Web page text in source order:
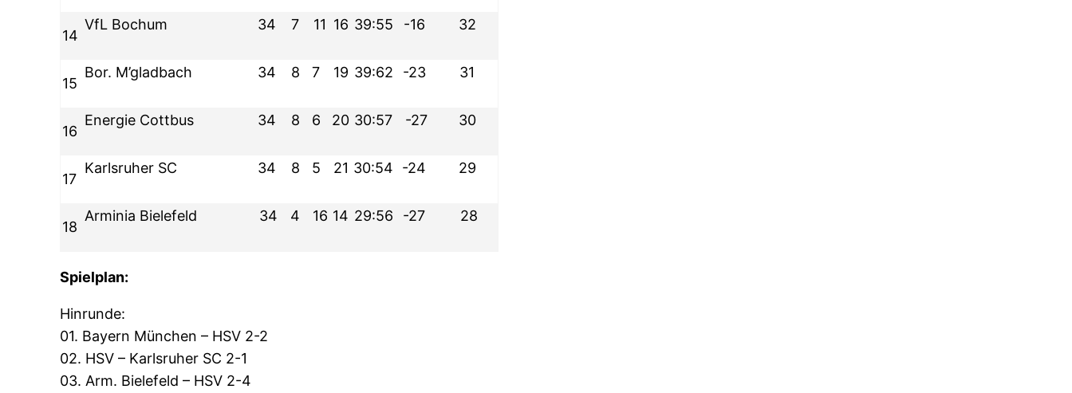
14
VfL Bochum 34 7 11 16 39:55 -16 32
15
Bor. M’gladbach 34 8 7 19 39:62 -23 31
16
Energie Cottbus 34 8 6 20 30:57 -27 30
17
Karlsruher SC 34 8 5 21 30:54 -24 29
18
Arminia Bielefeld 34 4 16 14 29:56 -27 28
Spielplan:
Hinrunde:
01. Bayern München – HSV 2-2
02. HSV – Karlsruher SC 2-1
03. Arm. Bielefeld – HSV 2-4